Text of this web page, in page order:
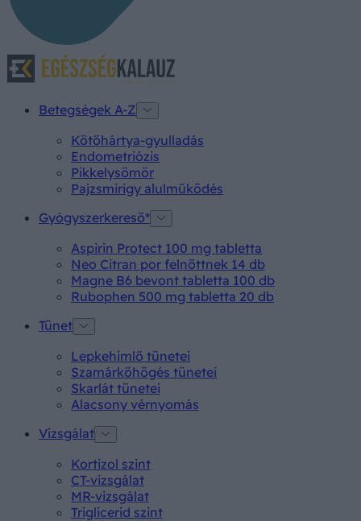
Betegségek A-Z
Kötőhártya-gyulladás
Endometriózis
Pikkelysömör
Pajzsmirigy alulműködés
Gyógyszerkereső*
Aspirin Protect 100 mg tabletta
Neo Citran por felnőttnek 14 db
Magne B6 bevont tabletta 100 db
Rubophen 500 mg tabletta 20 db
Tünet
Lepkehimlő tünetei
Szamárköhögés tünetei
Skarlát tünetei
Alacsony vérnyomás
Vizsgálat
Kortizol szint
CT-vizsgálat
MR-vizsgálat
Triglicerid szint